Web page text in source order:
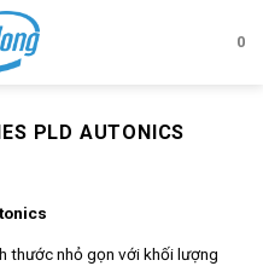
0
PLD AUTONICS
thước nhỏ gọn với khối lượng